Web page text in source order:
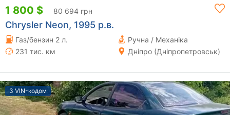
1 800 $ 80 694 грн
Chrysler Neon, 1995 р.в.
Газ/бензин 2 л.
Ручна / Механіка
231 тис. км
Дніпро (Дніпропетровськ)
З VIN-кодом